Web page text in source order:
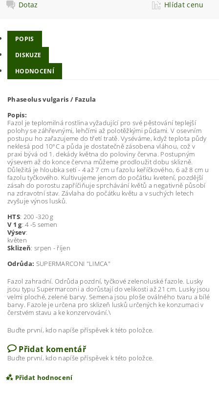
Dotaz
Hlídat cenu
POPIS
DISKUZE
HODNOCENÍ
Phaseolus vulgaris / Fazula
Popis:
Fazol je teplomilná rostlina vyžadující pro své pěstování teplejší
polohy se záhřevnými, lehčími až polotěžkými půdami. V osevním
postupu ho zařazujeme do třetí tratě. Vyséváme, když teplota půdy
neklesá pod 10°C a půda je dostatečně zásobena vláhou, což v
praxi bývá od 1. dekády května do poloviny června. Postupným
výsevem až do konce června můžeme prodloužit dobu sklizně.
Důležitá je hloubka setí - 4 až 7 cm u fazolu keříčkového, 6 až 8 cm u
fazolu tyčkového. Kultivujeme jenom do počátku kvetení, pozdější
zásah do porostu zapříčiňuje sprchávání květů a negativně působí
na zdravotní stav. Závlaha do počátku květu a v suchých letech
zvyšuje výnos lusků.
HTS: 200 -320 g
V 1 g: 4 -5 semen
Výsev:
květen
Sklizeň: srpen - říjen
Odrůda: SUPERMARCONI "LIMCA"
Fazol zahradní. Odrůda pozdní, tyčkové zelenoluské fazole. Lusky
jsou typu Supermarconi a dorůstají do velikosti až 21 cm. Lusky jsou
velmi ploché, zelené barvy. Semena jsou ploše oválného tvaru a bílé
barvy. Fazole je určena pro sklizeň lusků určených ke konzumaci v
čerstvém stavu a ke konzervování.\
Buďte první, kdo napíše příspěvek k této položce.
Přidat komentář
Buďte první, kdo napíše příspěvek k této položce.
Přidat hodnocení